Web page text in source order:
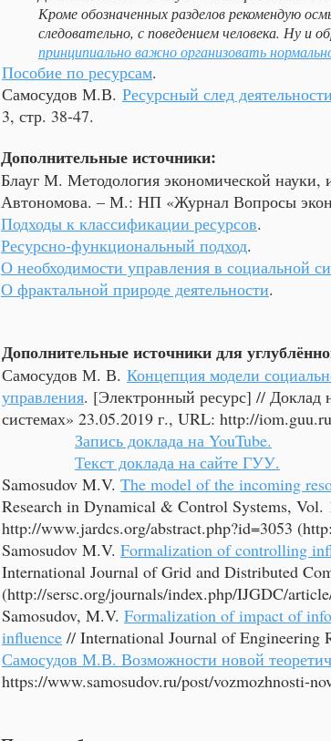
Кроме обозначенных разделов рекомендую
следовательно, с поведением человека. Ну и
принципиально важно организовать
Пособие по ресурсам.
Самосудов М.В. Ресурсный след
3, стр. 38-47.
Дополнительные источники:
Блауг М. Методология экономической
Автономова. – М.: НП «Журнал Вопросы
Подходы к классификации ресурсов.
Ресурсно-функциональный подход.
О необходимости управления в социальной
О фрактальной природе деятельности.
Дополнительные источники для
Самосудов М. В. Концепция модели
управления. [Электронный ресурс] // Доклад
системах» 23.05.2019 г., URL: http://
Запись доклада на YouTube.
Текст доклада на сайте ГУУ.
Samosudov M.V. The model of the incoming
Research in Dynamical & Control Systems,
http://www.jardcs.org/abstract.php?id=3053 (
Samosudov M.V. Formalization of controlling
International Journal of Grid and Distributed
(http://sersc.org/journals/index.php/IJGDC/
Samosudov, M.V. Formalization of impact of
influence // International Journal of Engineering
Самосудов М.В. Возможности новой
https://www.samosudov.ru/post/vozmozhnosti-